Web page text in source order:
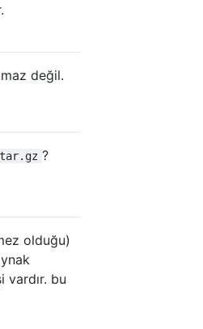
değil.
tar.gz ?
olduğu)
vardır. bu